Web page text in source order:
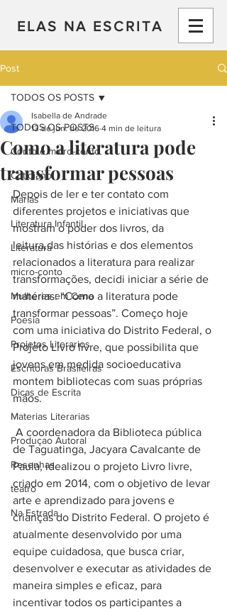
ELAS NA ESCRITA
Post
TODOS OS POSTS
Conto e micro-conto
Cotidiano
Marias
Literatura Infantil
Literatura
micro-conto
Mulheres em Cena
Poesia
Projetos Literarios
Escritoras Brasileiras
Dicas de Escrita
Materias Literarias
Produçao Autoral
Resenhas
teatro
Na Estrada
TODOS OS POSTS
Como a literatura pode
transformar pessoas
Isabella de Andrade
13 de jun. de 2016 4 min de leitura
Depois de ler e ter contato com
diferentes projetos e iniciativas que
mostram o poder dos livros, da
leitura,das histórias e dos elementos
relacionados a literatura para realizar
transformações, decidi iniciar a série de
matérias: “Como a literatura pode
transformar pessoas”. Começo hoje
com uma iniciativa do Distrito Federal, o
Projeto Livro livre, que possibilita que
jovens em medida socioeducativa
montem bibliotecas com suas próprias
mãos.
de Taguatinga, Jacyara Cavalcante de
Paula, idealizou o projeto Livro livre,
criado em 2014, com o objetivo de levar
arte e aprendizado para jovens e
crianças do Distrito Federal. O projeto é
atualmente desenvolvido por uma
equipe cuidadosa, que busca criar,
desenvolver e executar as atividades de
maneira simples e eficaz, para
incentivar todos os participantes a